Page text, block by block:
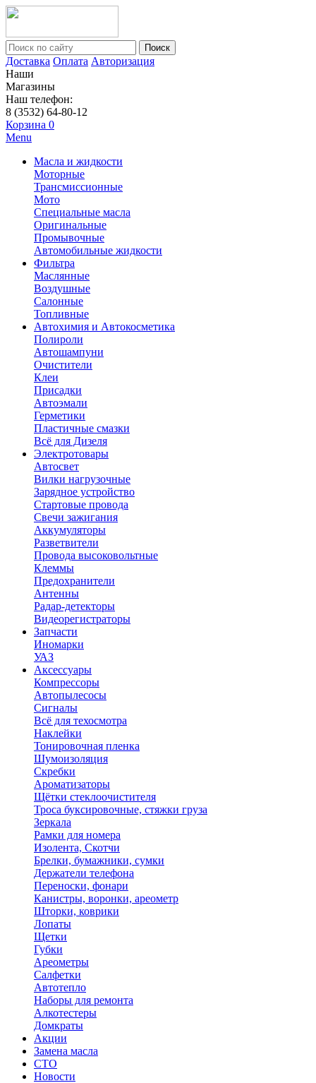
Поиск
Доставка Оплата Авторизация
Наши
Магазины
Наш телефон:
8 (3532) 64-80-12
Корзина 0
Menu
Масла и жидкости
Моторные
Трансмиссионные
Мото
Специальные масла
Оригинальные
Промывочные
Автомобильные жидкости
Фильтра
Маслянные
Воздушные
Салонные
Топливные
Автохимия и Автокосметика
Полироли
Автошампуни
Очистители
Клеи
Присадки
Автоэмали
Герметики
Пластичные смазки
Всё для Дизеля
Электротовары
Автосвет
Вилки нагрузочные
Зарядное устройство
Стартовые провода
Свечи зажигания
Аккумуляторы
Разветвители
Провода высоковольтные
Клеммы
Предохранители
Антенны
Радар-детекторы
Видеорегистраторы
Запчасти
Иномарки
УАЗ
Аксесcуары
Компрессоры
Автопылесосы
Сигналы
Всё для техосмотра
Наклейки
Тонировочная пленка
Шумоизоляция
Скребки
Ароматизаторы
Щётки стеклоочистителя
Троса буксировочные, стяжки груза
Зеркала
Рамки для номера
Изолента, Скотчи
Брелки, бумажники, сумки
Держатели телефона
Переноски, фонари
Канистры, воронки, ареометр
Шторки, коврики
Лопаты
Щетки
Губки
Ареометры
Салфетки
Автотепло
Наборы для ремонта
Алкотестеры
Домкраты
Акции
Замена масла
СТО
Новости